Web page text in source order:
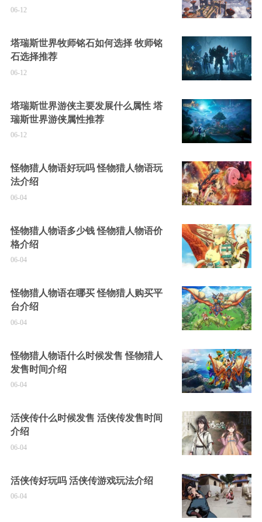
06-12
塔瑞斯世界牧师铭石如何选择 牧师铭
石选择推荐
06-12
塔瑞斯世界游侠主要发展什么属性 塔
瑞斯世界游侠属性推荐
06-12
怪物猎人物语好玩吗 怪物猎人物语玩
法介绍
06-04
怪物猎人物语多少钱 怪物猎人物语价
格介绍
06-04
怪物猎人物语在哪买 怪物猎人购买平
台介绍
06-04
怪物猎人物语什么时候发售 怪物猎人
发售时间介绍
06-04
活侠传什么时候发售 活侠传发售时间
介绍
06-04
活侠传好玩吗 活侠传游戏玩法介绍
06-04